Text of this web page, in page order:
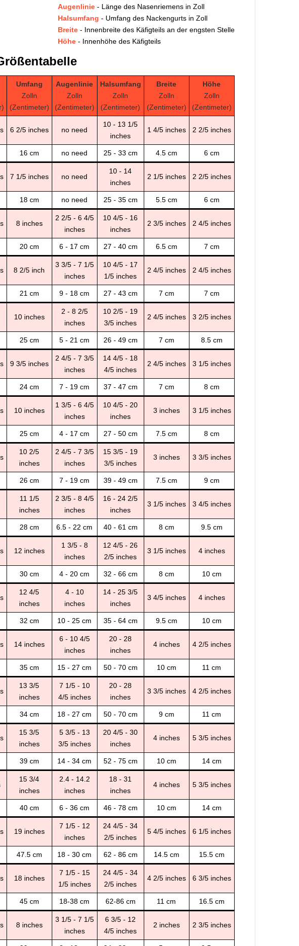
Augenlinie - Länge des Nasenriemens in Zoll
Halsumfang - Umfang des Nackengurts in Zoll
Breite - Innenbreite des Käfigteils an der engsten Stelle
Höhe - Innenhöhe des Käfigteils
Umfang
Zolln
(Zentimeter)
Augenlinie
Zolln
(Zentimeter)
Halsumfang
Zolln
(Zentimeter)
Breite
Zolln
(Zentimeter)
Höhe
Zolln
(Zentimeter)
6 2/5 inches no need
10 - 13 1/5
inches
1 4/5 inches 2 2/5 inches
16 cm no need 25 - 33 cm 4.5 cm 6 cm
7 1/5 inches no need
10 - 14
inches
2 1/5 inches 2 2/5 inches
18 cm no need 25 - 35 cm 5.5 cm 6 cm
8 inches
2 2/5 - 6 4/5
inches
10 4/5 - 16
inches
2 3/5 inches 2 4/5 inches
20 cm 6 - 17 cm 27 - 40 cm 6.5 cm 7 cm
8 2/5 inch
3 3/5 - 7 1/5
inches
10 4/5 - 17
1/5 inches
2 4/5 inches 2 4/5 inches
21 cm 9 - 18 cm 27 - 43 cm 7 cm 7 cm
10 inches
2 - 8 2/5
inches
10 2/5 - 19
3/5 inches
2 4/5 inches 3 2/5 inches
25 cm 5 - 21 cm 26 - 49 cm 7 cm 8.5 cm
9 3/5 inches
2 4/5 - 7 3/5
inches
14 4/5 - 18
4/5 inches
2 4/5 inches 3 1/5 inches
24 cm 7 - 19 cm 37 - 47 cm 7 cm 8 cm
10 inches
1 3/5 - 6 4/5
inches
10 4/5 - 20
inches
3 inches 3 1/5 inches
25 cm 4 - 17 cm 27 - 50 cm 7.5 cm 8 cm
10 2/5
inches
2 4/5 - 7 3/5
inches
15 3/5 - 19
3/5 inches
3 inches 3 3/5 inches
26 cm 7 - 19 cm 39 - 49 cm 7.5 cm 9 cm
11 1/5
inches
2 3/5 - 8 4/5
inches
16 - 24 2/5
inches
3 1/5 inches 3 4/5 inches
28 cm 6.5 - 22 cm 40 - 61 cm 8 cm 9.5 cm
12 inches
1 3/5 - 8
inches
12 4/5 - 26
2/5 inches
3 1/5 inches 4 inches
30 cm 4 - 20 cm 32 - 66 cm 8 cm 10 cm
12 4/5
inches
4 - 10
inches
14 - 25 3/5
inches
3 4/5 inches 4 inches
32 cm 10 - 25 cm 35 - 64 cm 9.5 cm 10 cm
14 inches
6 - 10 4/5
inches
20 - 28
inches
4 inches 4 2/5 inches
35 cm 15 - 27 cm 50 - 70 cm 10 cm 11 cm
13 3/5
inches
7 1/5 - 10
4/5 inches
20 - 28
inches
3 3/5 inches 4 2/5 inches
34 cm 18 - 27 cm 50 - 70 cm 9 cm 11 cm
15 3/5
inches
5 3/5 - 13
3/5 inches
20 4/5 - 30
inches
4 inches 5 3/5 inches
39 cm 14 - 34 cm 52 - 75 cm 10 cm 14 cm
15 3/4
inches
2.4 - 14.2
inches
18 - 31
inches
4 inches 5 3/5 inches
40 cm 6 - 36 cm 46 - 78 cm 10 cm 14 cm
19 inches
7 1/5 - 12
inches
24 4/5 - 34
2/5 inches
5 4/5 inches 6 1/5 inches
47.5 cm 18 - 30 cm 62 - 86 cm 14.5 cm 15.5 cm
18 inches
7 1/5 - 15
1/5 inches
24 4/5 - 34
2/5 inches
4 2/5 inches 6 3/5 inches
45 cm 18-38 cm 62-86 cm 11 cm 16.5 cm
8 inches
3 1/5 - 7 1/5
inches
6 3/5 - 12
4/5 inches
2 inches 2 3/5 inches